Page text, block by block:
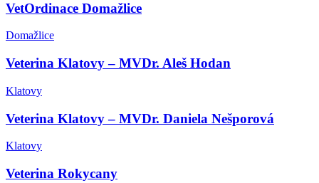
VetOrdinace Domažlice
Domažlice
Veterina Klatovy – MVDr. Aleš Hodan
Klatovy
Veterina Klatovy – MVDr. Daniela Nešporová
Klatovy
Veterina Rokycany